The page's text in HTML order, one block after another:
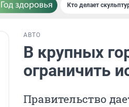
Кто делает
АВТО
В крупных
ограничить
Правительство